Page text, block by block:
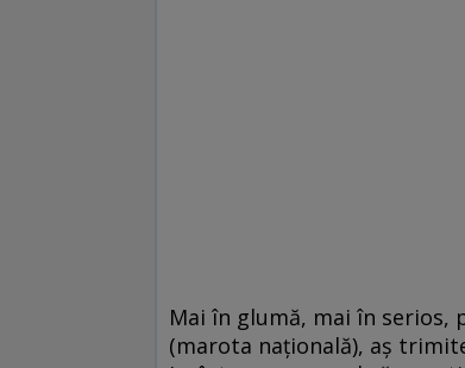
Mai în glumă, mai în
(marota naţională), aş